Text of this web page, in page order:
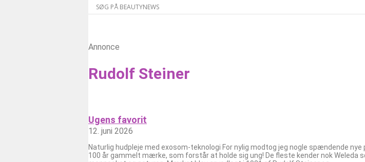
Annonce
Rudolf Steiner
Ugens favorit
12. juni 2026
Naturlig hudpleje med exosom-teknologi For nylig modtog jeg nogle spændende
100 år gammelt mærke, som forstår at holde sig ung! De fleste kender nok Weleda